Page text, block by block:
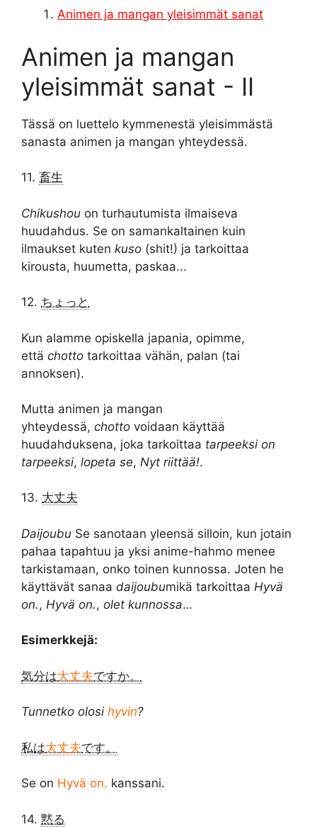
Animen ja mangan yleisimmät sanat
Animen ja mangan
yleisimmät sanat - II
Tässä on luettelo kymmenestä yleisimmästä
sanasta animen ja mangan yhteydessä.
11. 畜生
Chikushou on turhautumista ilmaiseva
huudahdus. Se on samankaltainen kuin
ilmaukset kuten kuso (shit!) ja tarkoittaa
kirousta, huumetta, paskaa...
12. ちょっと
Kun alamme opiskella japania, opimme,
että chotto tarkoittaa vähän, palan (tai
annoksen).
Mutta animen ja mangan
yhteydessä, chotto voidaan käyttää
huudahduksena, joka tarkoittaa tarpeeksi on
tarpeeksi, lopeta se, Nyt riittää!.
13. 大丈夫
Daijoubu Se sanotaan yleensä silloin, kun jotain
pahaa tapahtuu ja yksi anime-hahmo menee
tarkistamaan, onko toinen kunnossa. Joten he
käyttävät sanaa daijoubumikä tarkoittaa Hyvä
on., Hyvä on., olet kunnossa…
Esimerkkejä:
気分は大丈夫ですか。
Tunnetko olosi hyvin?
私は大丈夫です。
Se on Hyvä on. kanssani.
14. 黙る